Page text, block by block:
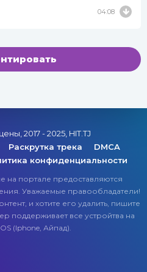
04:08
2017 - 2025, HIT.TJ
Раскрутка трека
DMCA
конфиденциальности
на портале предоставляются
Уважаемые правообладатели!
и хотите его удалить, пишите
поддерживает все устройтва на
(Iphone, Айпад).